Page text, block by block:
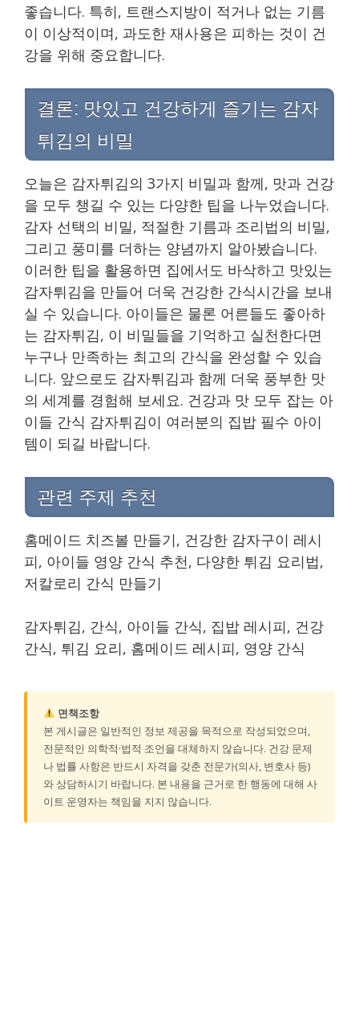
좋습니다. 특히, 트랜스지방이 적거나 없는 기름
이 이상적이며, 과도한 재사용은 피하는 것이 건
강을 위해 중요합니다.
결론: 맛있고 건강하게 즐기는 감자
튀김의 비밀
오늘은 감자튀김의 3가지 비밀과 함께, 맛과 건강
을 모두 챙길 수 있는 다양한 팁을 나누었습니다.
감자 선택의 비밀, 적절한 기름과 조리법의 비밀,
그리고 풍미를 더하는 양념까지 알아봤습니다.
이러한 팁을 활용하면 집에서도 바삭하고 맛있는
감자튀김을 만들어 더욱 건강한 간식시간을 보내
실 수 있습니다. 아이들은 물론 어른들도 좋아하
는 감자튀김, 이 비밀들을 기억하고 실천한다면
누구나 만족하는 최고의 간식을 완성할 수 있습
니다. 앞으로도 감자튀김과 함께 더욱 풍부한 맛
의 세계를 경험해 보세요. 건강과 맛 모두 잡는 아
이들 간식 감자튀김이 여러분의 집밥 필수 아이
템이 되길 바랍니다.
관련 주제 추천
홈메이드 치즈볼 만들기, 건강한 감자구이 레시
피, 아이들 영양 간식 추천, 다양한 튀김 요리법,
저칼로리 간식 만들기
감자튀김, 간식, 아이들 간식, 집밥 레시피, 건강
간식, 튀김 요리, 홈메이드 레시피, 영양 간식
면책조항
본 게시글은 일반적인 정보 제공을 목적으로 작성되었으며,
전문적인 의학적·법적 조언을 대체하지 않습니다. 건강 문제
나 법률 사항은 반드시 자격을 갖춘 전문가(의사, 변호사 등)
와 상담하시기 바랍니다. 본 내용을 근거로 한 행동에 대해 사
이트 운영자는 책임을 지지 않습니다.